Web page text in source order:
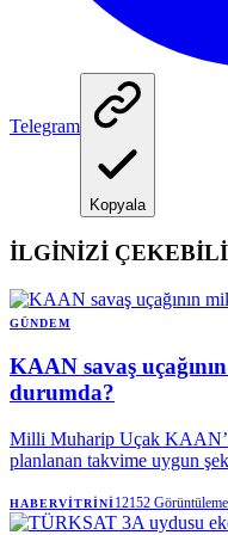
Telegram
Kopyala
İLGİNİZİ
GÜNDEM
KAAN savaş
durumda?
Milli Muharip Uçak
planlanan takvime uygun
HABERVITRINI12152 Görüntüleme